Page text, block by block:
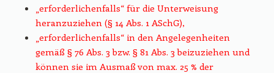
„erforderlichenfalls“ für die Unterweisung
heranzuziehen (§ 14 Abs. 1 ASchG),
„erforderlichenfalls“ in den Angelegenheiten
gemäß § 76 Abs. 3 bzw. § 81 Abs. 3 beizuziehen und
können sie im Ausmaß von max. 25 % der